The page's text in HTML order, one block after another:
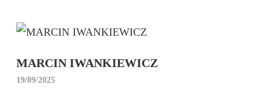
MARCIN IWANKIEWICZ
19/09/2025